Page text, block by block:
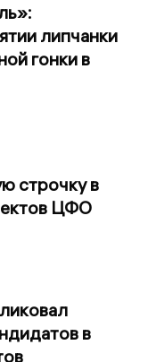
липчанки
гонки в
строчку в
ЦФО
в